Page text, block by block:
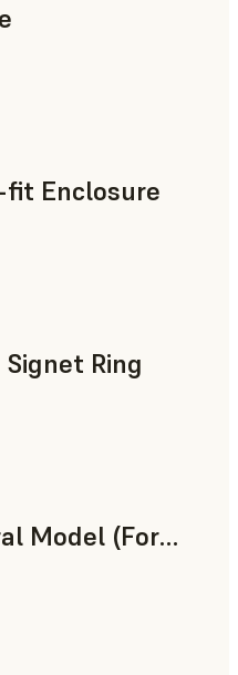
fit Enclosure
Ring
White Architectural Model (Form 4)